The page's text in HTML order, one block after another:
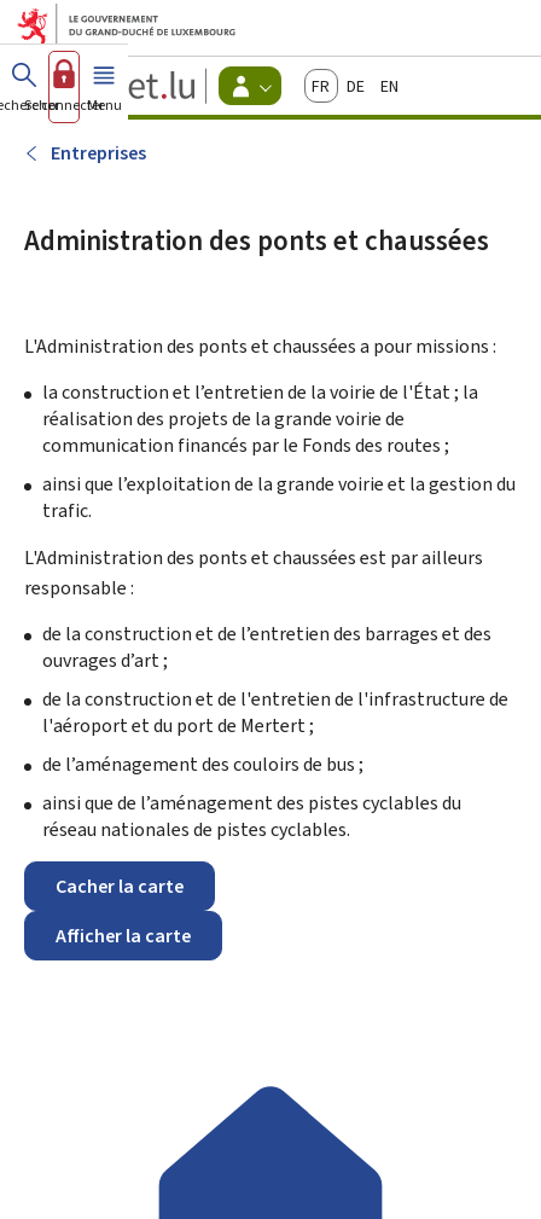
Aller au menu principal
Aller au contenu
Guichet.lu
Changer
d'espace
FrançaisDeutschEnglish
Se connecterMenu principal
Entreprises
Administration des ponts et chaussées
L'Administration des ponts et chausséesa pour missions :
la construction et l’entretien de la voirie de l'État ; la
réalisation des projets de la grande voirie de
communication financés par le Fonds des routes ;
ainsi que l’exploitation de la grande voirie et la gestion du
trafic.
L'Administration des ponts et chaussées est par ailleurs
responsable :
de la construction et de l’entretien des barrages et des
ouvrages d’art ;
de la construction et de l'entretien de l'infrastructure de
l'aéroport et du port de Mertert ;
de l’aménagement des couloirs de bus ;
ainsi que de l’aménagement des pistes cyclables du
réseau nationales de pistes cyclables.
Cacher la carte
Afficher la carte